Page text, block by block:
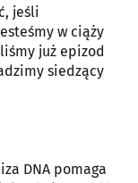
jeśli
w ciąży
już epizod
siedzący
DNA pomaga